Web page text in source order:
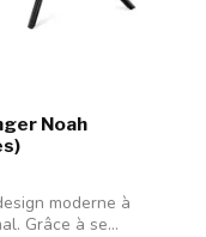
Noah
moderne à
Grâce à se...